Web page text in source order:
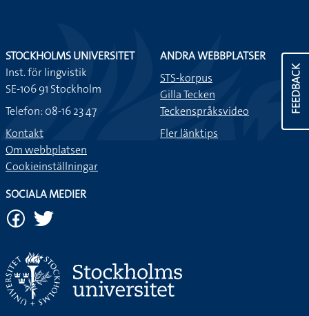
FEEDBACK
STOCKHOLMS UNIVERSITET
Inst. för lingvistik
SE-106 91 Stockholm
Telefon: 08-16 23 47
Kontakt
Om webbplatsen
Cookieinställningar
ANDRA WEBBPLATSER
STS-korpus
Gilla Tecken
Teckenspråksvideo
Fler länktips
SOCIALA MEDIER